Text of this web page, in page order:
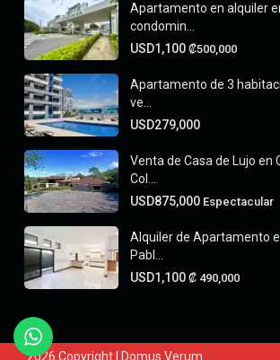
Apartamento en alquiler
condomin...
USD1,100 ₡500,000
Apartamento de 3
ve...
USD279,000
Venta de Casa de Lujo en
Col...
USD875,000 Espectacular
Alquiler de Apartamento
Pabl...
USD1,100 ₡‎ 490,000
2026 Copyright | Domus Verum